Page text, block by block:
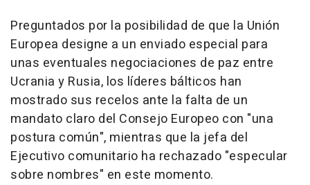
Preguntados por la posibilidad de que la Unión
Europea designe a un enviado especial para
unas eventuales negociaciones de paz entre
Ucrania y Rusia, los líderes bálticos han
mostrado sus recelos ante la falta de un
mandato claro del Consejo Europeo con "una
postura común", mientras que la jefa del
Ejecutivo comunitario ha rechazado "especular
sobre nombres" en este momento.